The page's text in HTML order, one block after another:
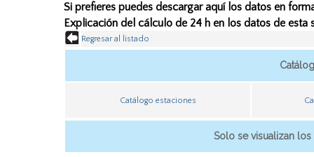
Si prefieres puedes descargar aquí los datos en
Explicación del cálculo de 24 h en los datos de esta
Regresar al listado
Catálogo estaciones
Solo se visualizan